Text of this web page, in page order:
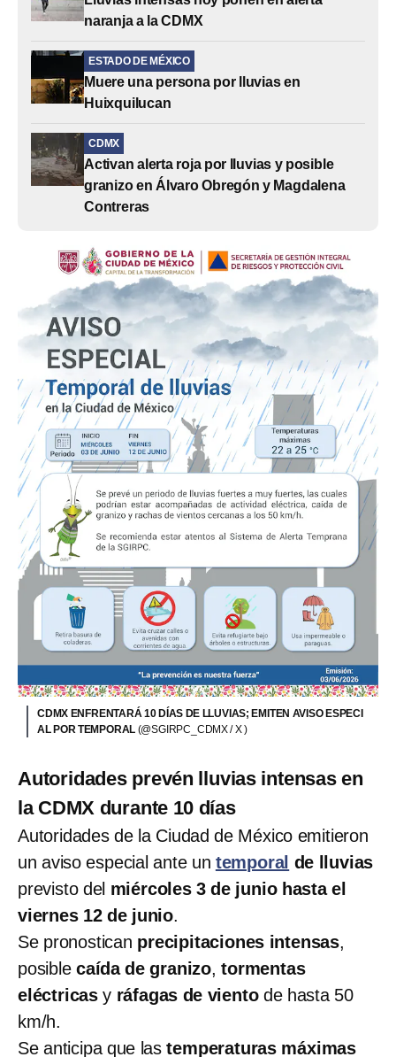
naranja a la CDMX
ESTADO DE MÉXICO
Muere una persona por lluvias en
Huixquilucan
CDMX
Activan alerta roja por lluvias y posible
granizo en Álvaro Obregón y Magdalena
Contreras
CDMX ENFRENTARÁ 10 DÍAS DE LLUVIAS; EMITEN AVISO ESPECI
AL POR TEMPORAL (@SGIRPC_CDMX / X )
Autoridades prevén lluvias intensas en
la CDMX durante 10 días
Autoridades de la Ciudad de México emitieron
un aviso especial ante un temporal de lluvias
previsto del miércoles 3 de junio hasta el
viernes 12 de junio.
Se pronostican precipitaciones intensas,
posible caída de granizo,tormentas
eléctricas y ráfagas de vientode hasta 50
km/h.
Se anticipa que lastemperaturas máximas